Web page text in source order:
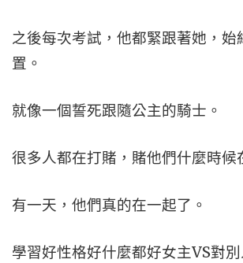
之後每次考試，他都緊跟著她，始
置。
就像一個誓死跟隨公主的騎士。
很多人都在打賭，賭他們什麼時候
有一天，他們真的在一起了。
學習好性格好什麼都好女主VS對別